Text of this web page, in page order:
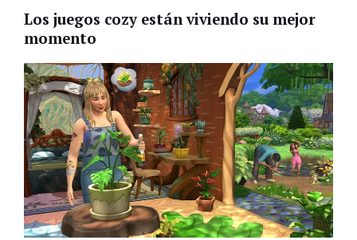
Los juegos cozy están viviendo su mejor
momento